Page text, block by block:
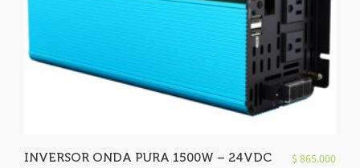
INVERSOR ONDA PURA 1500W – 24VDC $ 865.000